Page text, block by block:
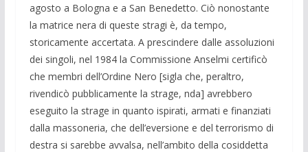
agosto a Bologna e a San Benedetto. Ciò nonostante
la matrice nera di queste stragi è, da tempo,
storicamente accertata. A prescindere dalle assoluzioni
dei singoli, nel 1984 la Commissione Anselmi certificò
che membri dell’Ordine Nero [sigla che, peraltro,
rivendicò pubblicamente la strage, nda] avrebbero
eseguito la strage in quanto ispirati, armati e finanziati
dalla massoneria, che dell’eversione e del terrorismo di
destra si sarebbe avvalsa, nell’ambito della cosiddetta